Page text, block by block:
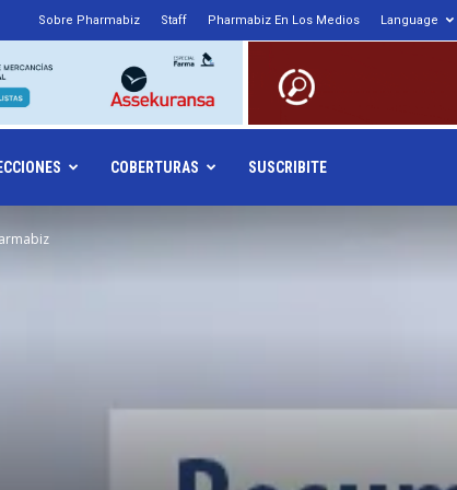
Sobre Pharmabiz Staff Pharmabiz En Los Medios Language
COBERTURAS SUSCRIBITE